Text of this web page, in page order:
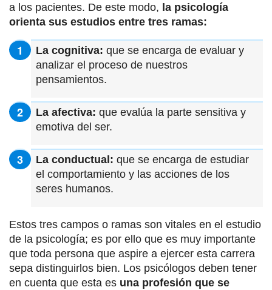
a los pacientes. De este modo, la psicología
orienta sus estudios entre tres ramas:
La cognitiva: que se encarga de evaluar y
analizar el proceso de nuestros
pensamientos.
La afectiva: que evalúa la parte sensitiva y
emotiva del ser.
La conductual: que se encarga de estudiar
el comportamiento y las acciones de los
seres humanos.
Estos tres campos o ramas son vitales en el estudio
de la psicología; es por ello que es muy importante
que toda persona que aspire a ejercer esta carrera
sepa distinguirlos bien. Los psicólogos deben tener
en cuenta que esta es una profesión que se